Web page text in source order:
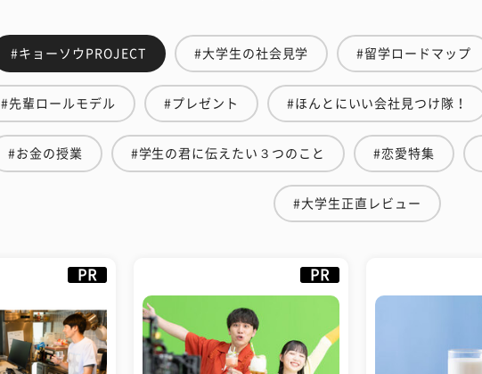
#キョーソウPROJECT #大学生の社会見学 #留学ロードマップ
#先輩ロールモデル #プレゼント #ほんとにいい会社見つけ隊！
#お金の授業 #学生の君に伝えたい３つのこと #恋愛特集
#大学生正直レビュー
PR PR